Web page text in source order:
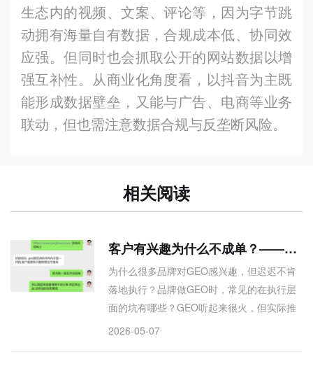
生态内的视频、文案、评论等，因为字节跳
动拥有海量自有数据，合规成本低、协同效
应强。但同时也会抓取公开的网站数据以增
强互补性。从商业化角度看，以抖音为主既
能形成数据壁垒，又能与广告、电商等业务
联动，但也需注意数据合规与反垄断风险。
相关阅读
客户有兴趣为什么不成单？——今天朋友亲自跑完，回来说：你是对的
为什么很多品牌对GEO感兴趣，但迟迟不肯
落地执行？品牌做GEO时，常见的在执行层
面的坑有哪些？GEO听起来很火，但实际推
进中客户总是有兴趣、没下文，问题出在
2026-05-07